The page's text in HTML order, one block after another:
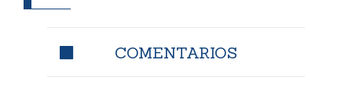
COMENTARIOS